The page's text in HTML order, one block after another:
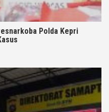
Polda Kepri